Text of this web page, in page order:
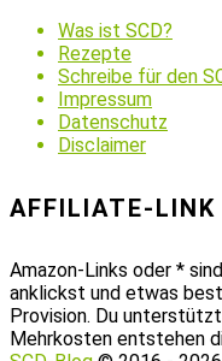
Was ist SCD?
Rezepte
Schreibe für den
Impressum
Datenschutz
Disclaimer
AFFILIATE-LINK
Amazon-Links oder *
anklickst und etwas
Provision. Du
Mehrkosten entstehen